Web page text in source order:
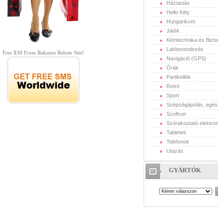
Háztartás
Hello Kitty
Hungarikum
Játék
Kémtechnika és
Lakberendezés
Navigáció (GPS)
Órák
Partikellék
Retró
Sport
Szépségápolás,
Szoftver
Szórakoztató
Tabletek
Telefonok
Utazás
GYÁRTÓK
Free $30 From Rakuten Rebate Site!